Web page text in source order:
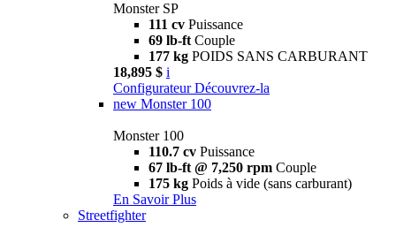
Monster SP
111 cv Puissance
69 lb-ft Couple
177 kg POIDS SANS CARBURANT
18,895 $ i
Configurateur Découvrez-la
new Monster 100
Monster 100
110.7 cv Puissance
67 lb-ft @ 7,250 rpm Couple
175 kg Poids à vide (sans carburant)
En Savoir Plus
Streetfighter